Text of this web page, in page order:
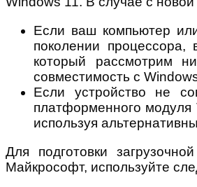
Если ваш компьютер
поколении
который рассмотрим
совместимость с
Если устройство не
платформенного модуля
используя
Для подготовки
Майкрософт, используйте